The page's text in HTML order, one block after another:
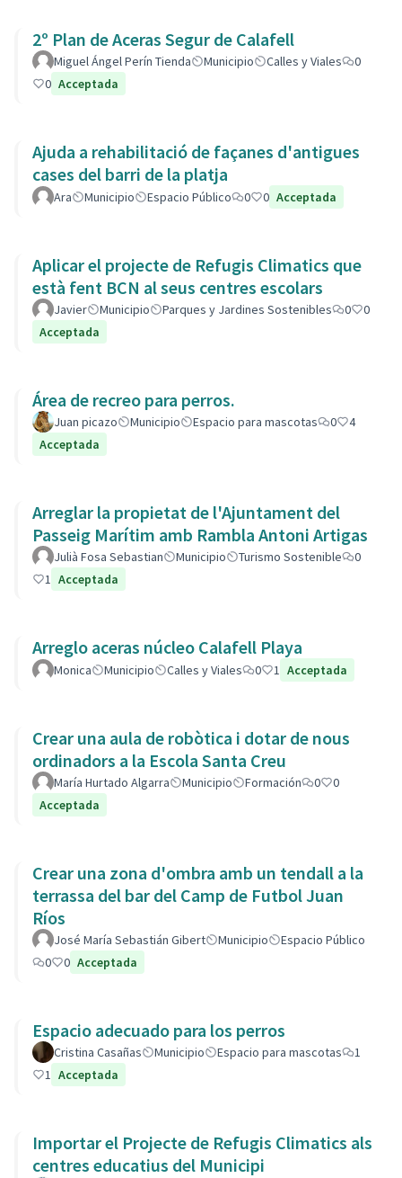
2º Plan de Aceras Segur de Calafell
Miguel Ángel Perín Tienda Municipio Calles y Viales
0
0 Acceptada
Ajuda a rehabilitació de façanes d'antigues
cases del barri de la platja
Ara Municipio Espacio Público 0 0 Acceptada
Aplicar el projecte de Refugis Climatics que
està fent BCN al seus centres escolars
Javier Municipio Parques y Jardines Sostenibles 0
0
Acceptada
Área de recreo para perros.
Juan picazo Municipio Espacio para mascotas 0
4
Acceptada
Arreglar la propietat de l'Ajuntament del
Passeig Marítim amb Rambla Antoni Artigas
Julià Fosa Sebastian Municipio Turismo Sostenible
0
1 Acceptada
Arreglo aceras núcleo Calafell Playa
Monica Municipio Calles y Viales 0 1 Acceptada
Crear una aula de robòtica i dotar de nous
ordinadors a la Escola Santa Creu
María Hurtado Algarra Municipio Formación 0
0
Acceptada
Crear una zona d'ombra amb un tendall a la
terrassa del bar del Camp de Futbol Juan
Ríos
José María Sebastián Gibert Municipio
Espacio Público
0
0 Acceptada
Espacio adecuado para los perros
Cristina Casañas Municipio Espacio para mascotas
1
1 Acceptada
Importar el Projecte de Refugis Climatics als
centres educatius del Municipi